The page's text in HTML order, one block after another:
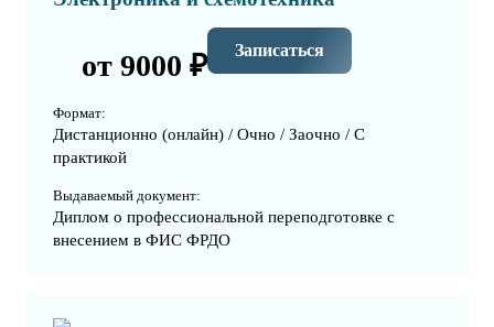
от 9000 ₽ Записаться
Формат:
Дистанционно (онлайн) / Очно / Заочно / С
практикой
Выдаваемый документ:
Диплом о профессиональной переподготовке с
внесением в ФИС ФРДО